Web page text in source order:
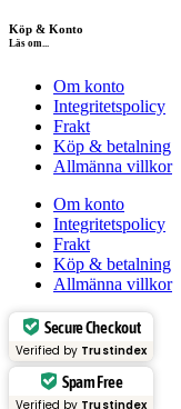
Köp & Konto
Läs om...
Om konto
Integritetspolicy
Frakt
Köp & betalning
Allmänna villkor
Om konto
Integritetspolicy
Frakt
Köp & betalning
Allmänna villkor
Secure Checkout
Verified by Trustindex
Spam Free
Verified by Trustindex